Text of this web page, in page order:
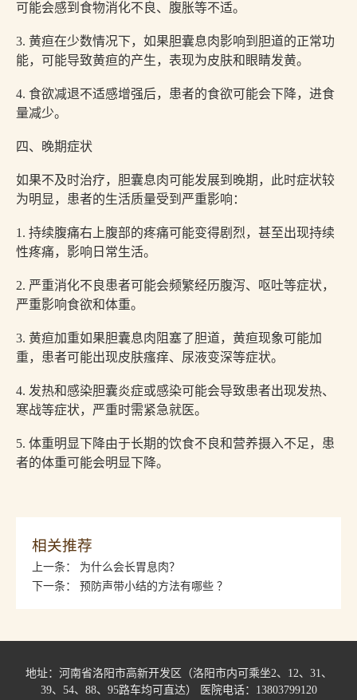
可能会感到食物消化不良、腹胀等不适。
3. 黄疸在少数情况下，如果胆囊息肉影响到胆道的正常功
能，可能导致黄疸的产生，表现为皮肤和眼睛发黄。
4. 食欲减退不适感增强后，患者的食欲可能会下降，进食
量减少。
四、晚期症状
如果不及时治疗，胆囊息肉可能发展到晚期，此时症状较
为明显，患者的生活质量受到严重影响：
1. 持续腹痛右上腹部的疼痛可能变得剧烈，甚至出现持续
性疼痛，影响日常生活。
2. 严重消化不良患者可能会频繁经历腹泻、呕吐等症状，
严重影响食欲和体重。
3. 黄疸加重如果胆囊息肉阻塞了胆道，黄疸现象可能加
重，患者可能出现皮肤瘙痒、尿液变深等症状。
4. 发热和感染胆囊炎症或感染可能会导致患者出现发热、
寒战等症状，严重时需紧急就医。
5. 体重明显下降由于长期的饮食不良和营养摄入不足，患
者的体重可能会明显下降。
相关推荐
上一条： 为什么会长胃息肉？
下一条： 预防声带小结的方法有哪些 ？
地址：河南省洛阳市高新开发区（洛阳市内可乘坐2、12、31、
39、54、88、95路车均可直达） 医院电话：13803799120